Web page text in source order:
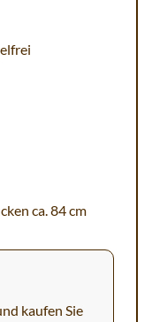
ca. 84 cm
kaufen Sie